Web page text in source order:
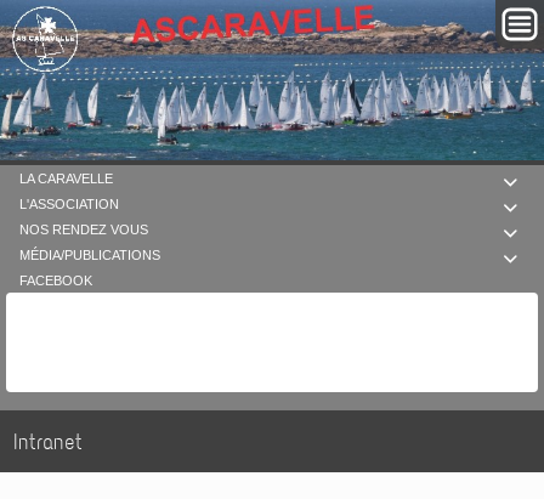

LA CARAVELLE

L'ASSOCIATION

NOS RENDEZ VOUS

MÉDIA/PUBLICATIONS
FACEBOOK
Intranet